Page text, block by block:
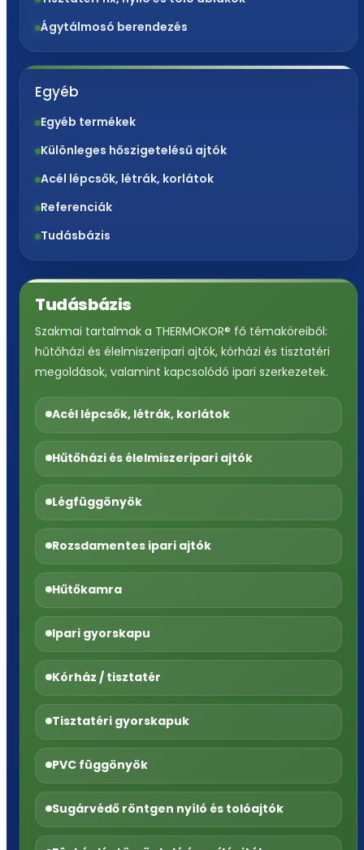
Ágytálmosó berendezés
Egyéb
Egyéb termékek
Különleges hőszigetelésű ajtók
Acél lépcsők, létrák, korlátok
Referenciák
Tudásbázis
Tudásbázis
Szakmai tartalmak a THERMOKOR® fő témaköreiből:
hűtőházi és élelmiszeripari ajtók, kórházi és tisztatéri
megoldások, valamint kapcsolódó ipari szerkezetek.
Acél lépcsők, létrák, korlátok
Hűtőházi és élelmiszeripari ajtók
Légfüggönyök
Rozsdamentes ipari ajtók
Hűtőkamra
Ipari gyorskapu
Kórház / tisztatér
Tisztatéri gyorskapuk
PVC függönyök
Sugárvédő röntgen nyíló és tolóajtók